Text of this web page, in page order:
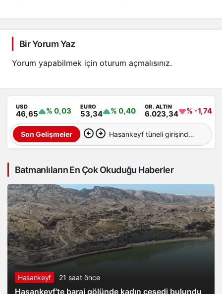
Bir Yorum Yaz
Yorum yapabilmek için oturum açmalısınız.
USD
46,65 % 0,03 EURO
53,34 % 0,40 GR. ALTIN
6.023,34 % -1,74
Son Gelişmeler Hasankeyf tüneli girişinde
Batmanlıların En Çok Okuduğu Haberler
Hasankeyf 21 saat önce
Hasankeyf’te baraj gölünde kadın cesedi bulundu